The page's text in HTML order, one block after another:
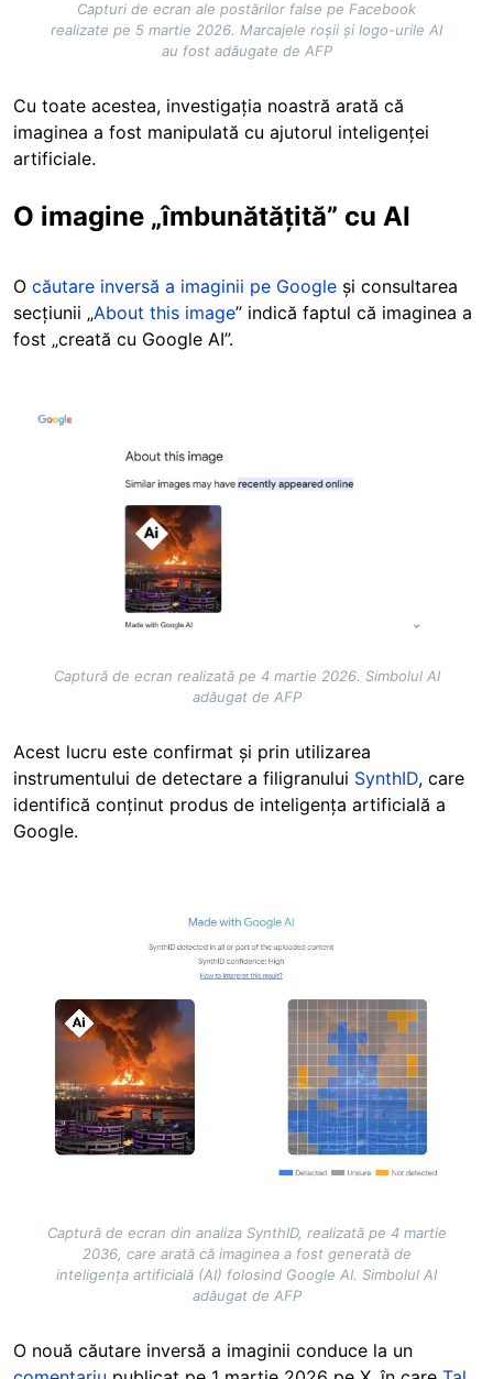
Capturi de ecran ale postărilor false pe Facebook
realizate pe 5 martie 2026. Marcajele roșii și logo-urile AI
au fost adăugate de AFP
Cu toate acestea, investigația noastră arată că
imaginea a fost manipulată cu ajutorul inteligenței
artificiale.
O imagine „îmbunătățită” cu AI
O căutare inversă a imaginii pe Google și consultarea
secțiunii „About this image” indică faptul că imaginea a
fost „creată cu Google AI”.
Image
Captură de ecran realizată pe 4 martie 2026. Simbolul AI
adăugat de AFP
Acest lucru este confirmat și prin utilizarea
instrumentului de detectare a filigranului SynthID, care
identifică conținut produs de inteligența artificială a
Google.
Captură de ecran din analiza SynthID, realizată pe 4 martie
2036, care arată că imaginea a fost generată de
inteligența artificială (AI) folosind Google AI. Simbolul AI
adăugat de AFP
O nouă căutare inversă a imaginii conduce la un